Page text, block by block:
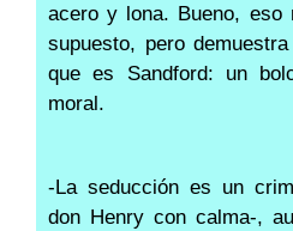
acero y lona. Bueno, eso
supuesto, pero
que es Sandford: un
moral.
-La seducción es un
don Henry con calma-,